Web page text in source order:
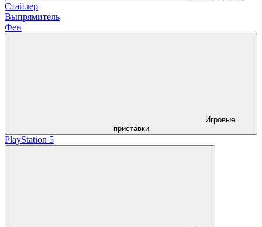
Стайлер
Выпрямитель
Фен
Игровые
приставки
PlayStation 5